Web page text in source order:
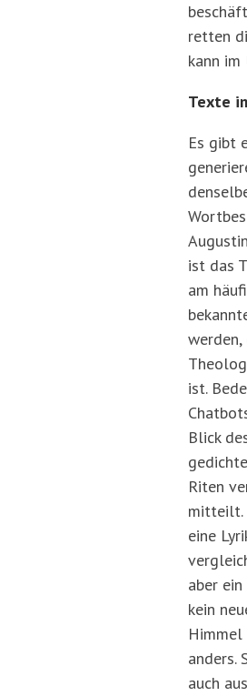
retten
kann im
Texte
Es gibt
ist das
am
ist.
Blick
Riten
mitteilt.
eine
aber
kein
anders.
auch